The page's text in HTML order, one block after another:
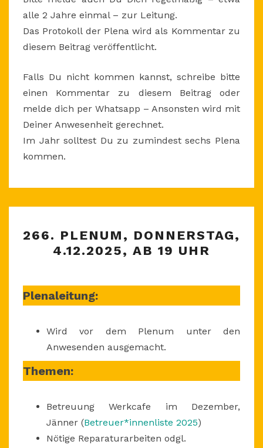
alle 2 Jahre einmal – zur Leitung.
Das Protokoll der Plena wird als Kommentar zu
diesem Beitrag veröffentlicht.
Falls Du nicht kommen kannst, schreibe bitte
einen Kommentar zu diesem Beitrag oder
melde dich per Whatsapp – Ansonsten wird mit
Deiner Anwesenheit gerechnet.
Im Jahr solltest Du zu zumindest sechs Plena
kommen.
PLENUM,
DONNERSTAG,
AB
19
266. PLENUM, DONNERSTAG,
4.12.2025, AB 19 UHR
Plenaleitung:
Wird vor dem Plenum unter den
Anwesenden ausgemacht.
Themen:
Betreuung Werkcafe im Dezember,
Jänner (Betreuer*innenliste 2025)
Nötige Reparaturarbeiten odgl.